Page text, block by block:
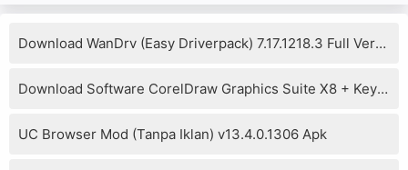
Download WanDrv (Easy Driverpack) 7.17.1218.3 Full Version
Download Software CorelDraw Graphics Suite X8 + Keygen
UC Browser Mod (Tanpa Iklan) v13.4.0.1306 Apk